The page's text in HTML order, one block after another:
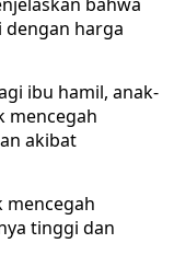
harga
ibu hamil, anak-
mencegah
akibat
mencegah
tinggi dan